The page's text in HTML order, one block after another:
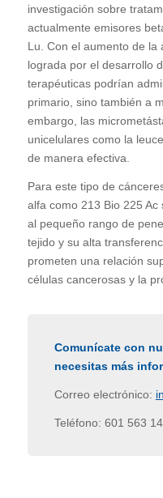
investigación sobre
actualmente emisores
Lu. Con el aumento de la
lograda por el desarrollo
terapéuticas podrían
primario, sino también a
embargo, las
unicelulares como la
de manera efectiva.
Para este tipo de
alfa como 213 Bio 225
al pequeño rango de
tejido y su alta
prometen una relación
células cancerosas y la
Comunícate con
necesitas más
Correo electrónico:
Teléfono: 601 563